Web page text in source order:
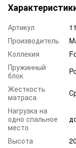
Артикул
Производитель
Коллекия
Пружинный
блок
Жесткость
матраса
Нагрузка на
одно спальное
место
Высота